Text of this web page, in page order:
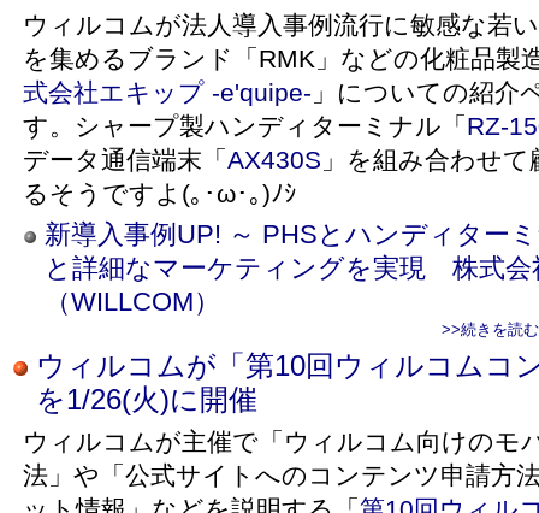
ウィルコムが法人導入事例流行に敏感な若
を集めるブランド「RMK」などの化粧品製
式会社エキップ -e'quipe- 」についての紹介
す。シャープ製ハンディターミナル「 RZ-
データ通信端末「 AX430S 」を組み合わせ
るそうですよ(｡･ω･｡)ﾉｼ
新導入事例UP! ～ PHSとハンディター
と詳細なマーケティングを実現 株式会
（WILLCOM）
>>続きを読む
ウィルコムが「第10回ウィルコムコ
を1/26(火)に開催
ウィルコムが主催で「ウィルコム向けのモ
法」や「公式サイトへのコンテンツ申請方